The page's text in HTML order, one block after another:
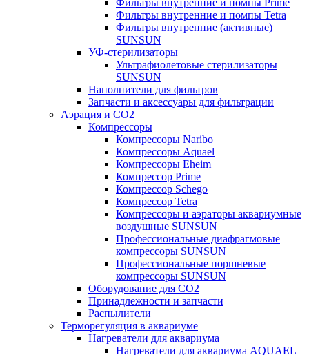
Фильтры внутренние и помпы Prime
Фильтры внутренние и помпы Tetra
Фильтры внутренние (активные)
SUNSUN
УФ-стерилизаторы
Ультрафиолетовые стерилизаторы
SUNSUN
Наполнители для фильтров
Запчасти и аксессуары для фильтрации
Аэрация и CO2
Компрессоры
Компрессоры Naribo
Компрессоры Aquael
Компрессоры Eheim
Компрессор Prime
Компрессор Schego
Компрессор Tetra
Компрессоры и аэраторы аквариумные
воздушные SUNSUN
Профессиональные диафрагмовые
компрессоры SUNSUN
Профессиональные поршневые
компрессоры SUNSUN
Оборудование для CO2
Принадлежности и запчасти
Распылители
Терморегуляция в аквариуме
Нагреватели для аквариума
Нагреватели для аквариума AQUAEL